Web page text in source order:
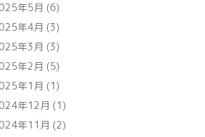
年5月 (6)
年4月 (3)
年3月 (3)
年2月 (5)
年1月 (1)
年12月 (1)
年11月 (2)